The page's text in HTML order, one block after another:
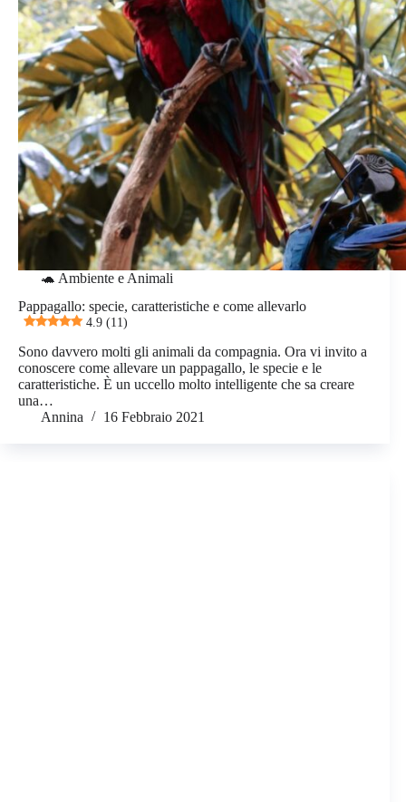
🐢 Ambiente e Animali
Pappagallo: specie, caratteristiche e come allevarlo
4.9 (11)
Sono davvero molti gli animali da compagnia. Ora vi invito a
conoscere come allevare un pappagallo, le specie e le
caratteristiche. È un uccello molto intelligente che sa creare
una…
Annina
16 Febbraio 2021